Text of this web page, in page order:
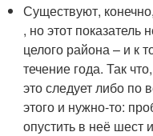
Существуют,
, но этот
целого района – и к
течение года. Так
это следует либо по
этого и нужно-то:
опустить в неё шест